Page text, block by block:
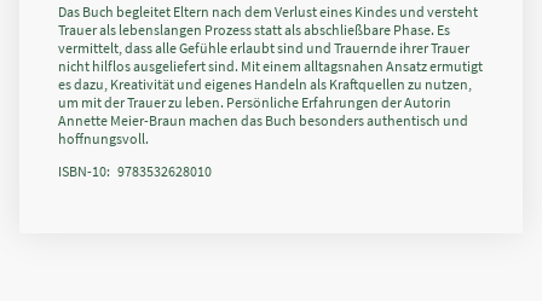
Das Buch begleitet Eltern nach dem Verlust eines Kindes und versteht
Trauer als lebenslangen Prozess statt als abschließbare Phase. Es
vermittelt, dass alle Gefühle erlaubt sind und Trauernde ihrer Trauer
nicht hilflos ausgeliefert sind. Mit einem alltagsnahen Ansatz ermutigt
es dazu, Kreativität und eigenes Handeln als Kraftquellen zu nutzen,
um mit der Trauer zu leben. Persönliche Erfahrungen der Autorin
Annette Meier-Braun machen das Buch besonders authentisch und
hoffnungsvoll.
ISBN-10: ‎ 9783532628010